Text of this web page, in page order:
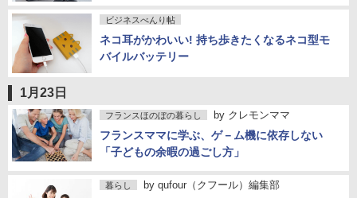
ビジネスべんり帖
ネコ耳がかわいい! 持ち歩きたくなるネコ型モ
バイルバッテリー
1月23日
フランスほのぼの暮らし by クレモンママ
フランスママに学ぶ、ゲ－ム機に依存しない
「子どもの余暇の過ごし方」
暮らし by qufour（クフール）編集部